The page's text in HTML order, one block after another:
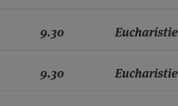
9.30 Eucharistie
9.30 Eucharistie